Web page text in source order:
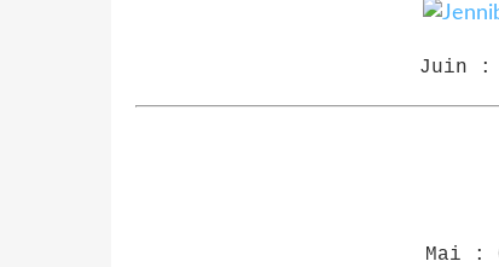
Juin :
Mai :